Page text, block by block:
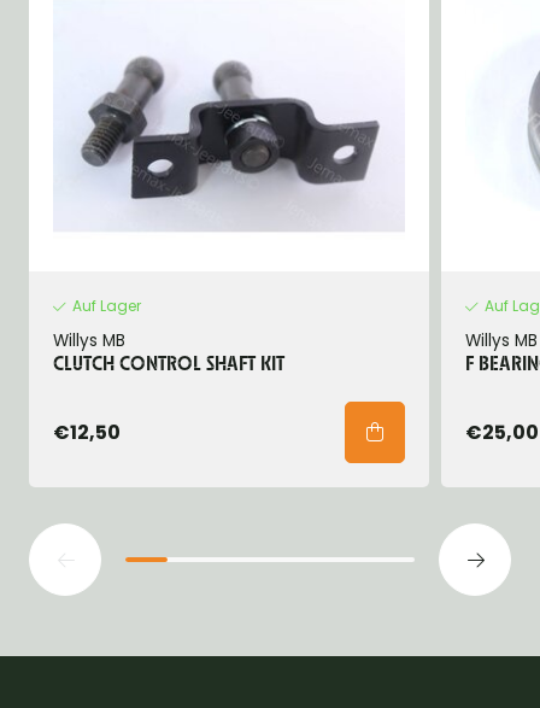
Auf Lager
Willys MB
CLUTCH CONTROL SHAFT KIT
€12,50
Auf
Willys MB
F
€25,00